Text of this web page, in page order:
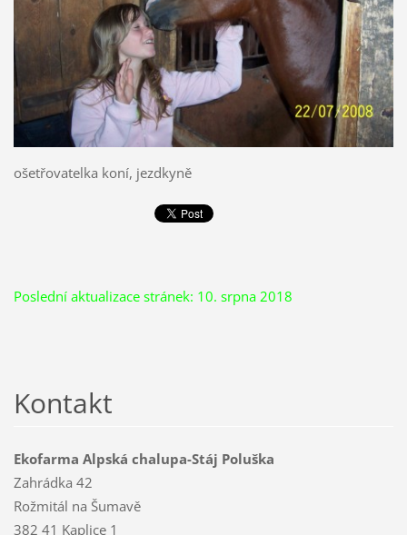
ošetřovatelka koní, jezdkyně
Poslední aktualizace stránek: 10. srpna 2018
Kontakt
Ekofarma Alpská chalupa-Stáj Poluška
Zahrádka 42
Rožmitál na Šumavě
382 41 Kaplice 1